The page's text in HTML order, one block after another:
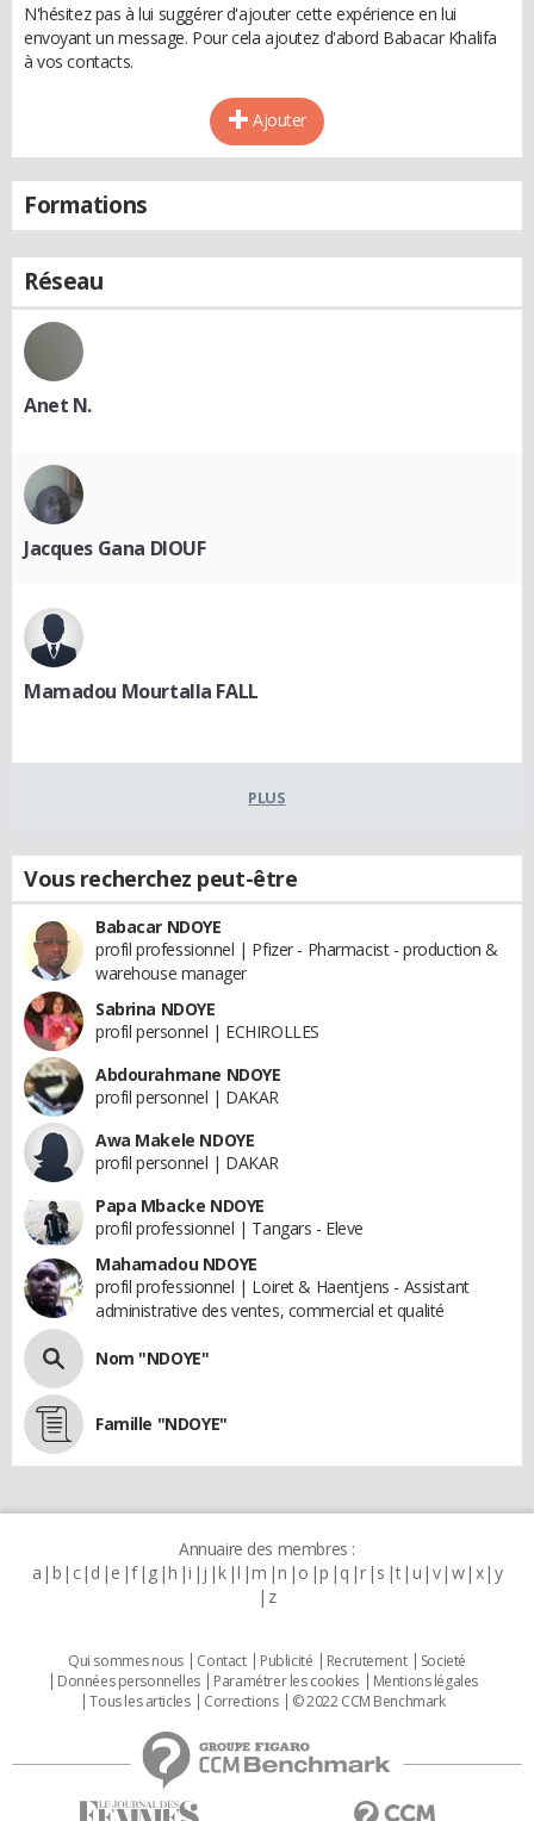
N'hésitez pas à lui suggérer d'ajouter cette expérience en lui
envoyant un message. Pour cela ajoutez d'abord Babacar Khalifa
à vos contacts.
Ajouter
Formations
Réseau
Anet N.
Jacques Gana DIOUF
Mamadou Mourtalla FALL
PLUS
Vous recherchez peut-être
Babacar NDOYE
profil professionnel | Pfizer - Pharmacist - production &
warehouse manager
Sabrina NDOYE
profil personnel | ECHIROLLES
Abdourahmane NDOYE
profil personnel | DAKAR
Awa Makele NDOYE
profil personnel | DAKAR
Papa Mbacke NDOYE
profil professionnel | Tangars - Eleve
Mahamadou NDOYE
profil professionnel | Loiret & Haentjens - Assistant
administrative des ventes, commercial et qualité
Nom "NDOYE"
Famille "NDOYE"
Annuaire des membres :
a b c d e f g h i j k l m n o p q r s t u v w x y
z
Qui sommes nous Contact Publicité Recrutement
Societé
Données personnelles
Paramétrer les cookies
Mentions légales
Tous les articles
Corrections © 2022 CCM Benchmark